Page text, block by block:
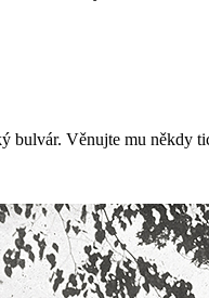
bulvár. Věnujte mu někdy